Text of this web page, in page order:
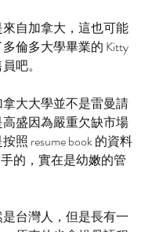
自加拿大，這也可能
倫多大學畢業的 Kitty
吧。
大大學並不是雷曼請
盛因為嚴重欠缺市場
照 resume book 的資料
的，實在是幼嫩的管
台灣人，但是長有一